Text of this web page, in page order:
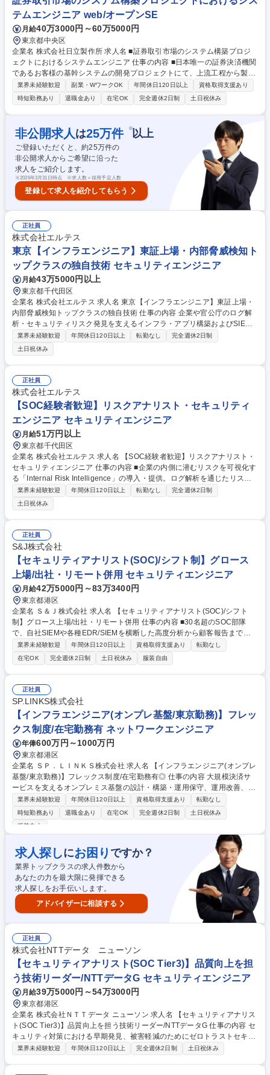
価・検証・導入 募集職種 【リーダー/セキュリティエンジニア】金融/決済
分野のサイバーセキュリティ設計
テムエンジニア web/オープンSE
月給40万3000円～60万5000円
東京都中央区
企業名 株式会社日立製作所 求人名 ■証券取引市場のシステム構築プロジ
ェクトにおけるシステムエンジニア 仕事の内容 ■日本唯一の証券決済機関
であるお客様の基幹システムの開発プロジェクトにて、上流工程から製
造・テスト工程まで、各工程に応じたプロジェクトの推進に携わっていた
だきます。 ■基幹系システムの非機能（OS・ミドルウェアなどアプリケー
ション以外）を中心とした設計業務、製造・テストの推進業務、顧客・社
内関連部署との各種調整を行っていただきます。 【環境】OS：RHEL ミ
ドルウェア：RDB、MQ、JP1、Splunk、ACMS他 ◎顧客経営層含め、生
成AIなど新しい技術要素を取り入れることに積極的であるため、実業務を
通して新しい技術に触れる事が可能です。 募集職種 ■証券取引市場のシス
テム構築プロジェクトにおけるシステムエンジニア
業界未経験歓迎 副業・WワークOK 年間休日120日以上
資格取得支援あり
時短勤務あり
退職金あり 在宅OK 完全週休2日制 土日祝休み
非公開求人 は25万件 ※以上
ご登録いただくと、約25万件の
非公開求人からご希望に沿った
求人をご紹介します。
※2026年3月31日時点 ※求人数＝採用予定人数
登録して求人を紹介してもらう
正社員
株式会社エルテス
東京【インフラエンジニア】東証上場・内部脅威検知ト
ップクラスの独自技術 セキュリティエンジニア
月給43万5000円以上
東京都千代田区
企業名 株式会社エルテス 求人名 東京【インフラエンジニア】東証上場・
内部脅威検知トップクラスの独自技術 仕事の内容 企業や官公庁のログ解
析・セキュリティリスク発見を支えるインフラ・アプリ構築およびSIEM
等の保守運用。多様なデータを収集・解析する新ソリューションのデリバ
リーまで幅広く担当します。 【具体的な業務】AWSを用いたサーバー・
ネットワーク構築や、SIEM製品（Splunk/DataDog等）の構築・保守を担
当。PythonやSQL、WEBAPI等を活用したデータ収集・転送・集約の設
計・構築・運用およびパフォーマンスチューニングを行います。【特徴】
セキュリティ領域でトップシェアを誇る独自サービスの基盤作りに直接携
われ、データ基盤×インフラの専門性を深く磨ける環境です。 募集職種 東
京【インフラエンジニア】東証上場・内部脅威検知トップクラスの独自技
術
業界未経験歓迎 年間休日120日以上 転勤なし
完全週休2日制
土日祝休み
正社員
株式会社エルテス
【SOC経験者歓迎】リスクアナリスト・セキュリティ
エンジニア セキュリティエンジニア
月給51万円以上
東京都千代田区
企業名 株式会社エルテス 求人名 【SOC経験者歓迎】リスクアナリスト・
セキュリティエンジニア 仕事の内容 ■企業の内側に潜むリスクを可視化す
る「Internal Risk Intelligence」の導入・提供。ログ解析を通じたリスク
発見から、顧客への対策アドバイスまでを一気通貫で担うポジションで
す。 【具体的には】「Internal Risk Intelligence」※の導入・提供のた
め、下記のような業務に携わっていただきます。 ■データ集約体制の構築
■サービス仕様に基づいたデータ分析業務 ■案件ごとの特性を理解した上
で、データ分析ロジックの追加・改善 ■発見したリスク事象の顧客への報
告 ■一時対応や恒久的な対策に関する顧客へのアドバイス 募集職種 【SO
C経験者歓迎】リスクアナリスト・セキュリティエンジニア
業界未経験歓迎 年間休日120日以上 転勤なし
完全週休2日制
土日祝休み
正社員
S&J株式会社
【セキュリティアナリスト(SOC)/シフト制】グロース
上場/出社・リモート併用 セキュリティエンジニア
月給42万5000円～83万3400円
東京都港区
企業名 Ｓ＆Ｊ株式会社 求人名 【セキュリティアナリスト(SOC)/シフト
制】グロース上場/出社・リモート併用 仕事の内容 ■30名超のSOC部隊
で、自社SIEMや各種EDR/SIEMを横断した高度分析から顧客報告までを
一気通貫でお任せします。 【変更範囲】当社業務全般 【具体的に】■高度
な脅威分析（MITRE、CSFなどのフレームワークで検出したアラート） ■
アラートのトリアージ、顧客とのコミュニケーション ■統合ログ管理製品
（SIEM）を活用した監視運用業務 ■エンドポイントセキュリティ製品（E
DR）をはじめとした様々なセキュリティ製品を活用した監視運用業務 募
集職種 【セキュリティアナリスト(SOC)/シフト制】グロース上場/出社・
リモート併用
業界未経験歓迎 年間休日120日以上 資格取得支援あり
転勤なし
在宅OK
完全週休2日制 土日祝休み 服装自由
正社員
SP.LINKS株式会社
【インフラエンジニア(オンプレ基盤/東京勤務)】フレッ
クス制度/在宅勤務有 ネットワークエンジニア
年俸600万円～1000万円
東京都港区
企業名 ＳＰ．ＬＩＮＫＳ株式会社 求人名 【インフラエンジニア(オンプレ
基盤/東京勤務)】フレックス制度/在宅勤務有◎ 仕事の内容 大規模決済サ
ービスを支えるオンプレミス基盤の設計・構築・運用保守、運用改善、案
件推進をお任せします。将来的なクラウド移行に向けた検討など、安定稼
働とインフラの高度化を担う重要なポジションです。 ■オンプレミス基盤
の設計・構築・運用保守・変更管理 ■サーバ更改、ネットワーク等のイン
ンダーコントロール、進捗管理等のPM/PL業務 ■Splunk等を用いた監視・
ログ分析基盤の導入検討※金融品質のシステムを支えるやりがいがありま
す。深夜作業時は代休等で調整し働きやすさも確保しています。 募集職種
【インフラエンジニア(オンプレ基盤/東京勤務)】フレックス制度/在宅勤務
有◎
業界未経験歓迎 年間休日120日以上 資格取得支援あり
転勤なし
時短勤務あり
退職金あり 在宅OK 完全週休2日制
土日祝休み
服装自由
求人探しにお困り ですか？
業界トップクラスの求人件数から
あなたの力を最大限に発揮できる
求人探しをお手伝いします。
アドバイザーに相談する
正社員
株式会社NTTデータ ニューソン
【セキュリティアナリスト(SOC Tier3)】品質向上を担
う技術リーダー/NTTデータG セキュリティエンジニア
月給39万5000円～54万3000円
東京都港区
企業名 株式会社ＮＴＴデータ ニューソン 求人名 【セキュリティアナリス
ト(SOC Tier3)】品質向上を担う技術リーダー/NTTデータG 仕事の内容 セ
キュリティ対策における早期発見、被害軽減のためにゼロトラストセキュ
リティ環境構築、SOC/CSIRT運用業務を行っている部署にて、ご希望や
業界未経験歓迎 年間休日120日以上 完全週休2日制 土日祝休み